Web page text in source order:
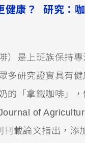
健康？ 研究：
）是上班族保持
多研究證實具有健
的「拿鐵咖啡」
of
刊載論文指出，添